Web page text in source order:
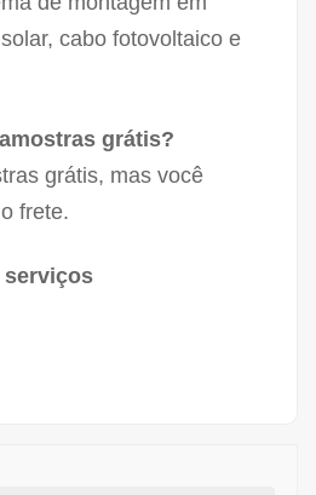
cabo fotovoltaico e
grátis?
grátis, mas você
frete.
serviços